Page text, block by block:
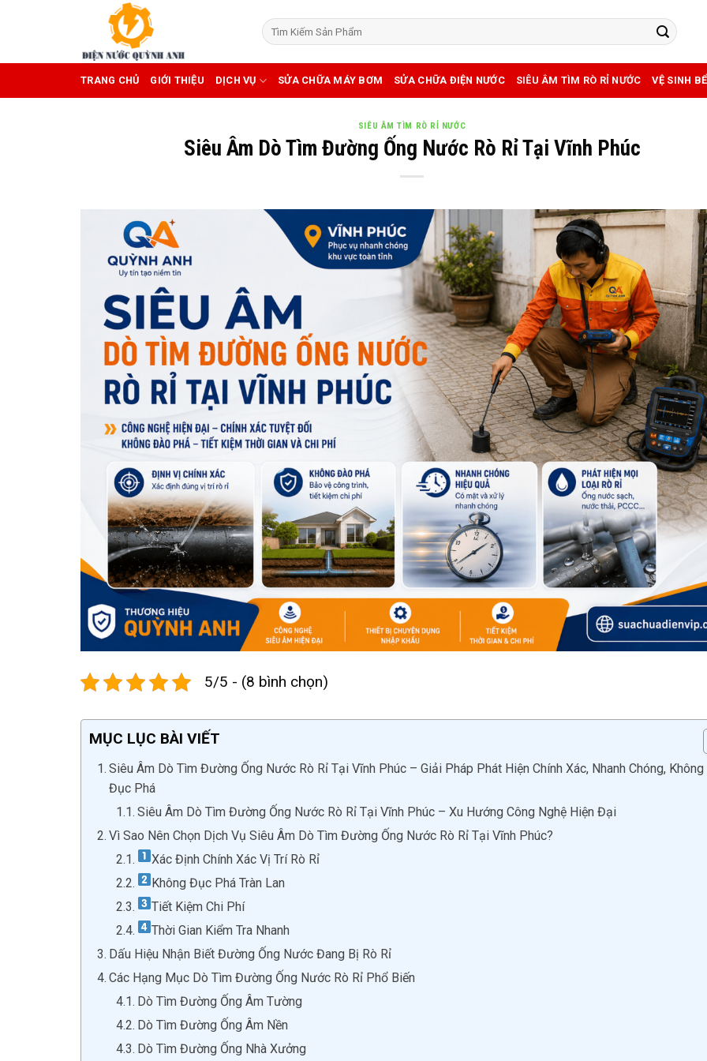
TRANG CHỦ GIỚI THIỆU DỊCH VỤ SỬA CHỮA MÁY BƠM SỬA CHỮA ĐIỆN NƯỚC SIÊU ÂM TÌM RÒ RỈ NƯỚC VỆ SINH
SIÊU ÂM TÌM RÒ RỈ NƯỚC
Siêu Âm Dò Tìm Đường Ống Nước Rò Rỉ Tại Vĩnh Phúc
5/5 - (8 bình chọn)
MỤC LỤC BÀI VIẾT
Siêu Âm Dò Tìm Đường Ống Nước Rò Rỉ Tại Vĩnh Phúc – Giải Pháp Phát Hiện Chính Xác, Nhanh Chóng, Không
Đục Phá
Siêu Âm Dò Tìm Đường Ống Nước Rò Rỉ Tại Vĩnh Phúc – Xu Hướng Công Nghệ Hiện Đại
Vì Sao Nên Chọn Dịch Vụ Siêu Âm Dò Tìm Đường Ống Nước Rò Rỉ Tại Vĩnh Phúc?
Xác Định Chính Xác Vị Trí Rò Rỉ
Không Đục Phá Tràn Lan
Tiết Kiệm Chi Phí
Thời Gian Kiểm Tra Nhanh
Dấu Hiệu Nhận Biết Đường Ống Nước Đang Bị Rò Rỉ
Các Hạng Mục Dò Tìm Đường Ống Nước Rò Rỉ Phổ Biến
Dò Tìm Đường Ống Âm Tường
Dò Tìm Đường Ống Âm Nền
Dò Tìm Đường Ống Nhà Xưởng